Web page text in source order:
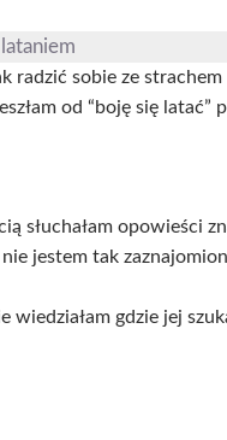
radzić sobie ze
od “boję się latać”
słuchałam opowieści
jestem tak
wiedziałam gdzie jej